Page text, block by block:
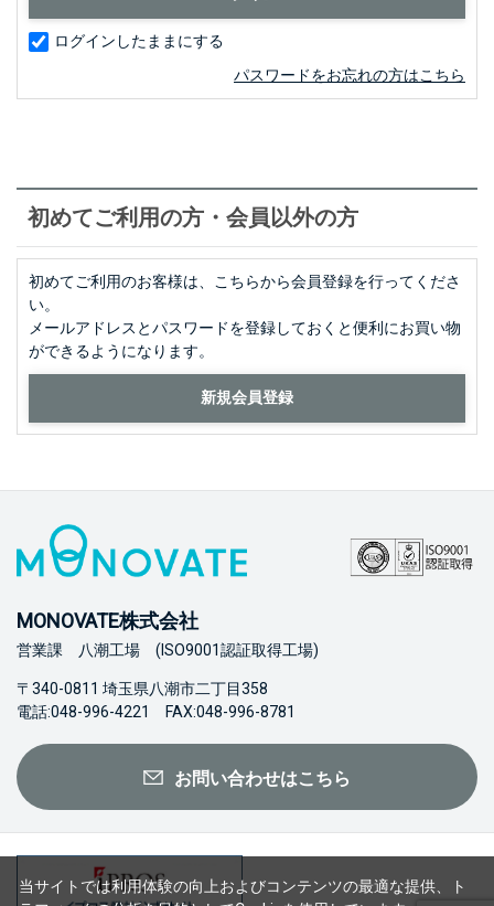
ログインしたままにする
パスワードをお忘れの方はこちら
初めてご利用の方・会員以外の方
初めてご利用のお客様は、こちらから会員登録を行ってくださ
い。
メールアドレスとパスワードを登録しておくと便利にお買い物
ができるようになります。
MONOVATE株式会社
営業課 八潮工場 (ISO9001認証取得工場)
〒340-0811 埼玉県八潮市二丁目358
電話:048-996-4221 FAX:048-996-8781
お問い合わせはこちら
当サイトでは利用体験の向上およびコンテンツの最適な提供、ト